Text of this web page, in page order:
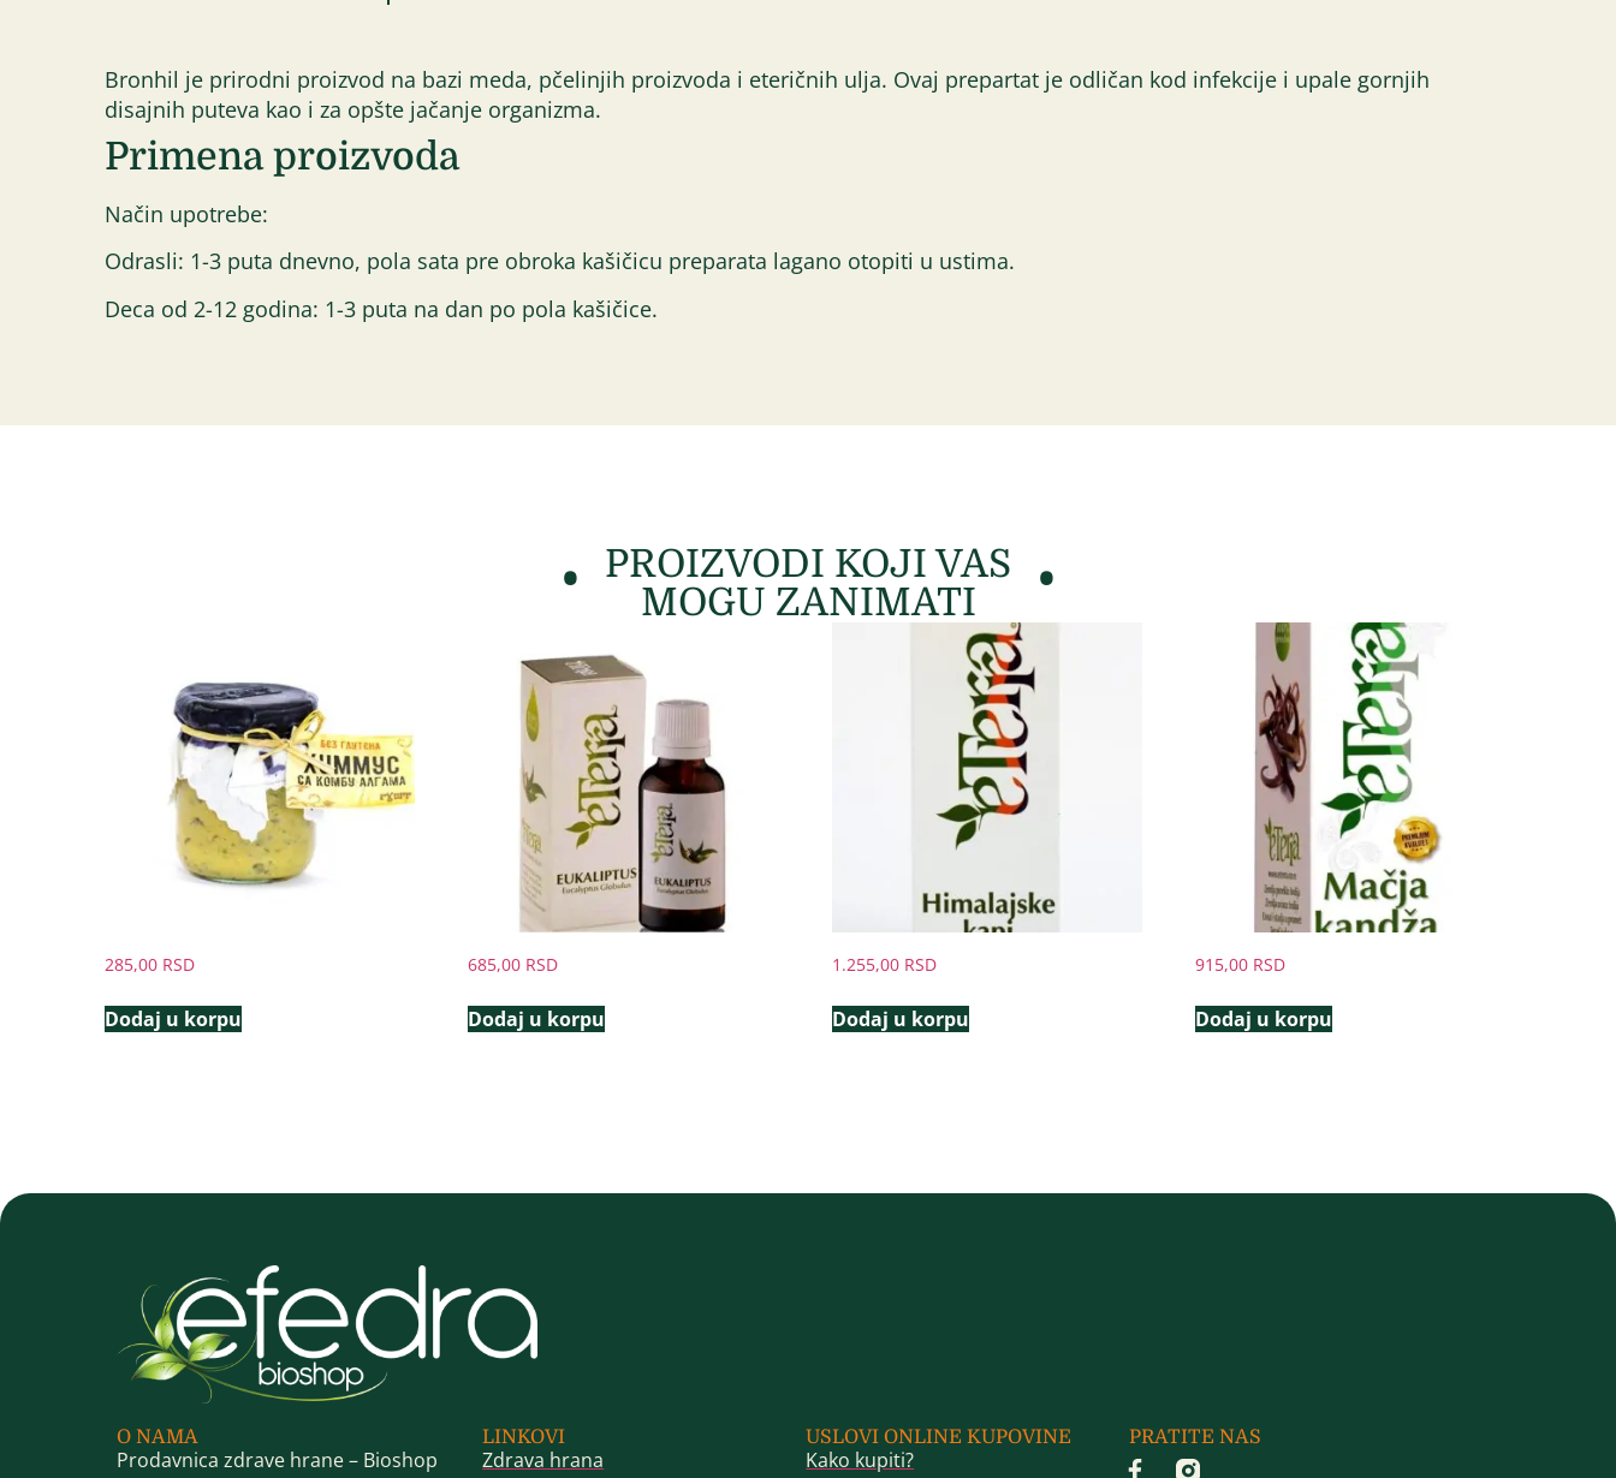
Bronhil je prirodni proizvod na bazi meda, pčelinjih proizvoda i eteričnih ulja. Ovaj prepartat je odličan kod infekcije i upale gornjih
disajnih puteva kao i za opšte jačanje organizma.
Primena proizvoda
Način upotrebe:
Odrasli: 1-3 puta dnevno, pola sata pre obroka kašičicu preparata lagano otopiti u ustima.
Deca od 2-12 godina: 1-3 puta na dan po pola kašičice.
PROIZVODI KOJI VAS
MOGU ZANIMATI
285,00 RSD
Dodaj u korpu
685,00 RSD
Dodaj u korpu
1.255,00 RSD
Dodaj u korpu
915,00 RSD
Dodaj u korpu
O NAMA
Prodavnica zdrave hrane – Bioshop
LINKOVI
Zdrava hrana
USLOVI ONLINE KUPOVINE
Kako kupiti?
PRATITE NAS